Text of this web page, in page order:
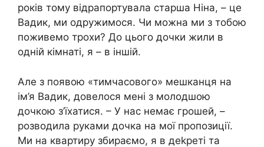
років тому відрапортувала старша Ніна, – це
Вадик, ми одружимося. Чи можна ми з тобою
поживемо трохи? До цього дочки жили в
одній кімнаті, я – в іншій.
Але з появою «тимчасового» мешканця на
ім’я Вадик, довелося мені з молодшою
дочкою з’їхатися. – У нас немає грошей, –
розводила руками дочка на мої пропозиції.
Ми на квартиру збираємо, я в деkреті та